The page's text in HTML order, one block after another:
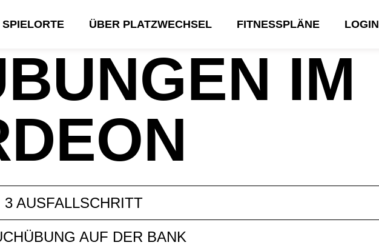
SPIELORTE ÜBER PLATZWECHSEL FITNESSPLÄNE LOGIN
IM
3 AUSFALLSCHRITT
AUF DER BANK